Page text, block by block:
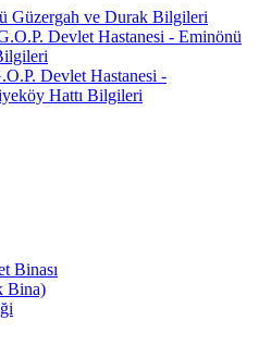
Güzergah ve Durak Bilgileri
Devlet Hastanesi - Eminönü
Devlet Hastanesi -
Hattı Bilgileri
Binası
Bina)